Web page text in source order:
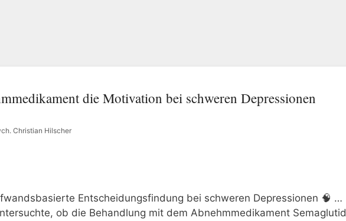
die Motivation bei schweren Depressionen
Christian Hilscher
Entscheidungsfindung bei schweren Depressionen 🧠 …
ob die Behandlung mit dem Abnehmmedikament Semaglutid